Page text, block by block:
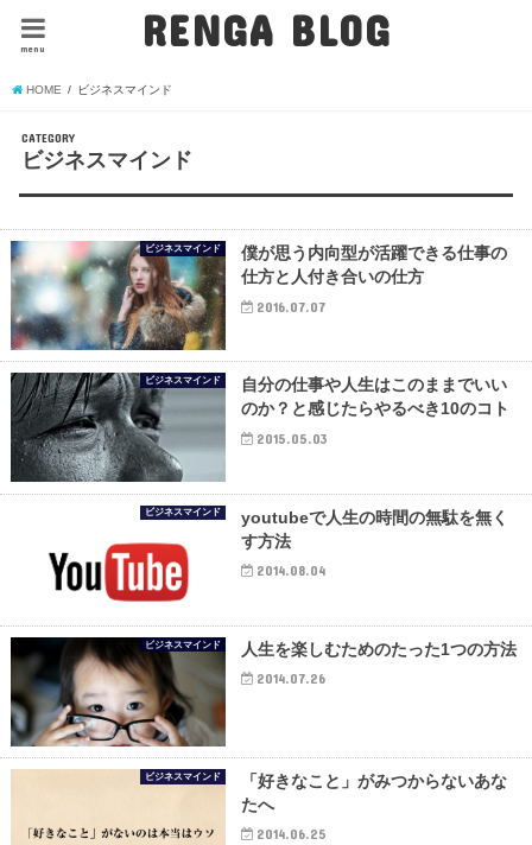
RENGA BLOG
menu
HOME ビジネスマインド
CATEGORY
ビジネスマインド
ビジネスマインド
僕が思う内向型が活躍できる仕事の
仕方と人付き合いの仕方
2016.07.07
ビジネスマインド
自分の仕事や人生はこのままでいい
のか？と感じたらやるべき10のコト
2015.05.03
ビジネスマインド
youtubeで人生の時間の無駄を無く
す方法
2014.08.04
ビジネスマインド 人生を楽しむためのたった1つの方法
2014.07.26
ビジネスマインド
「好きなこと」がみつからないあな
たへ
2014.06.25